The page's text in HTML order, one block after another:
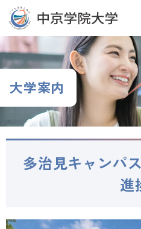
グ
ロ
ー
バ
ナ
ビ
ゲ
ー
本
文
へ
ロ
ー
カ
ル
ビ
ゲ
ー
シ
フ
ッ
タ
ー
大学案内
多治見キャンパ
進